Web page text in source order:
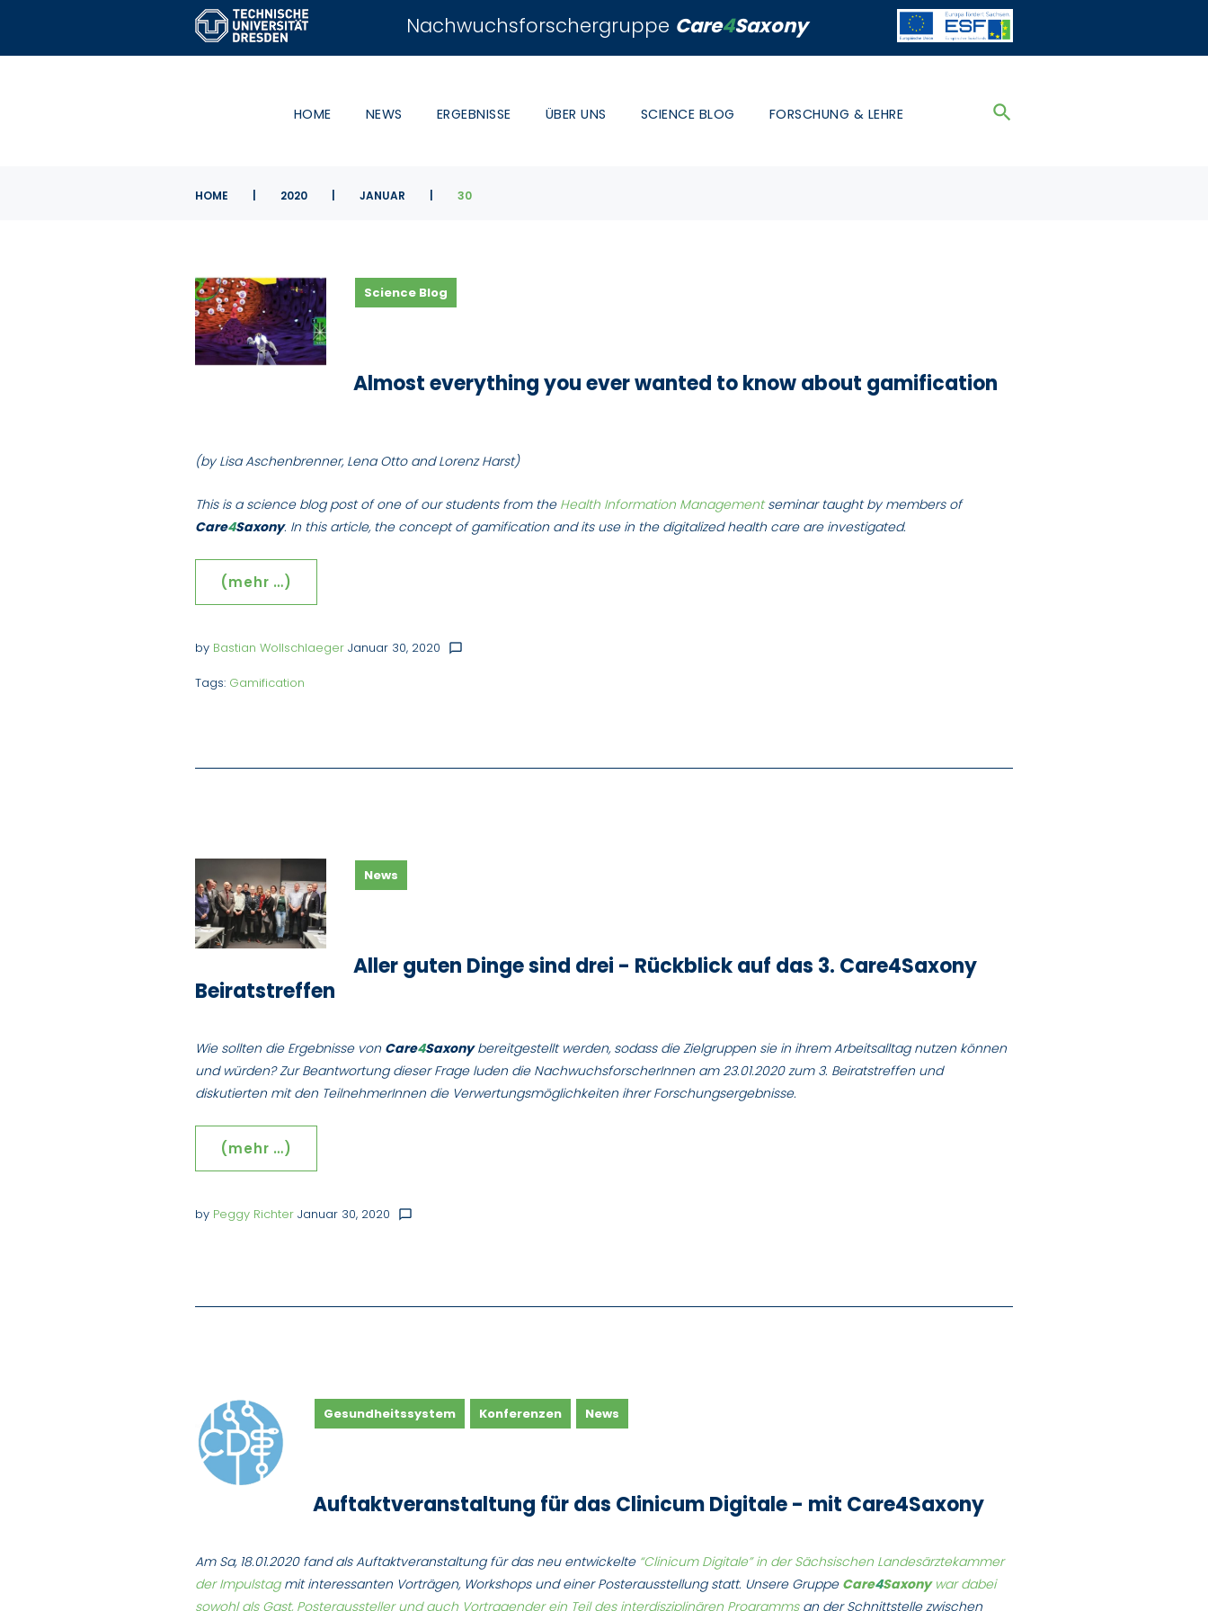
content
Nachwuchsforschergruppe Care4Saxony
HOME NEWS ERGEBNISSE ÜBER UNS SCIENCE BLOG FORSCHUNG & LEHRE
HOME 2020 JANUAR 30
Tag:
30.
Januar
Science Blog
Almost everything you ever wanted to know about gamification
(by Lisa Aschenbrenner, Lena Otto and Lorenz Harst)
This is a science blog post of one of our students from the Health Information Managementseminar taught by members of
Care4Saxony. In this article, the concept of gamification and its use in the digitalized health care are investigated.
(mehr …)
by Bastian Wollschlaeger Januar 30, 2020 chat_bubble_outline
Tags: Gamification
News
Aller guten Dinge sind drei - Rückblick auf das 3. Care4Saxony
Beiratstreffen
Wie sollten die Ergebnisse von Care4Saxonybereitgestellt werden, sodass die Zielgruppen sie in ihrem Arbeitsalltag nutzen können
und würden? Zur Beantwortung dieser Frage luden die NachwuchsforscherInnen am 23.01.2020 zum 3. Beiratstreffen und
diskutierten mit den TeilnehmerInnen die Verwertungsmöglichkeiten ihrer Forschungsergebnisse.
(mehr …)
by Peggy Richter Januar 30, 2020 chat_bubble_outline
Gesundheitssystem Konferenzen News
Auftaktveranstaltung für das Clinicum Digitale - mit Care4Saxony
Am Sa, 18.01.2020 fand als Auftaktveranstaltung für das neu entwickelte “Clinicum Digitale” in der Sächsischen Landesärztekammer
der Impulstagmit interessanten Vorträgen, Workshops und einer Posterausstellung statt. Unsere Gruppe Care4Saxonywar dabei
sowohl als Gast, Posteraussteller und auch Vortragender ein Teil des interdisziplinären Programmsan der Schnittstelle zwischen